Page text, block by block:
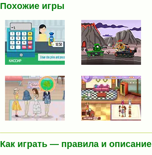
Похожие игры
Как играть — правила и описание